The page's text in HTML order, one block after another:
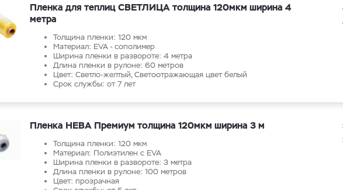
Пленка для теплиц СВЕТЛИЦА толщина 120мкм ширина 4
метра
Толщина пленки: 120 мкм
Материал: EVA - сополимер
Ширина пленки в развороте: 4 метра
Длина пленки в рулоне: 60 метров
Цвет: Светло-желтый, Светоотражающая цвет белый
Срок службы: от 7 лет
Пленка НЕВА Премиум толщина 120мкм ширина 3 м
Толщина пленки: 120 мкм
Материал: Полиэтилен с EVA
Ширина пленки в развороте: 3 метра
Длина пленки в рулоне: 100 метров
Цвет: прозрачная